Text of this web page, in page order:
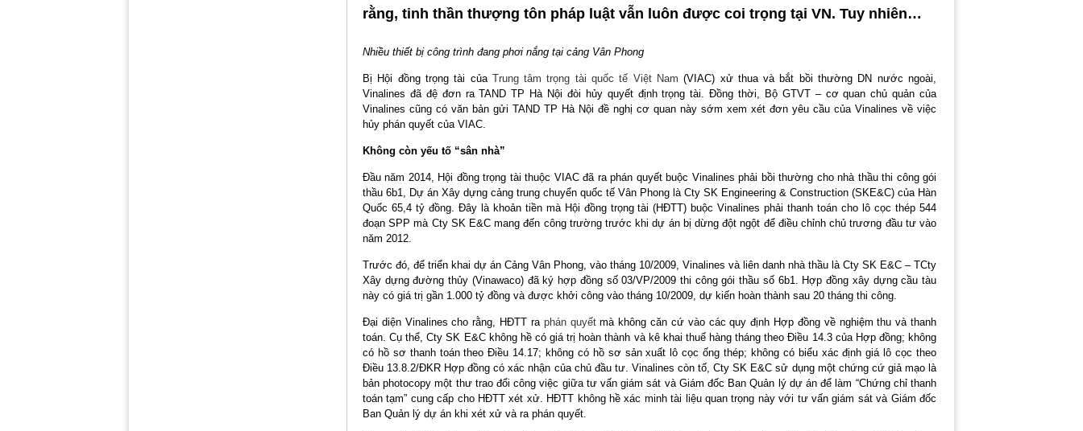
rằng, tinh thần thượng tôn pháp luật vẫn luôn được coi trọng tại VN. Tuy nhiên…
Nhiều thiết bị công trình đang phơi nắng tại cảng Vân Phong
Bị Hội đồng trọng tài củaTrung tâm trọng tài quốc tế Việt Nam (VIAC) xử thua và bắt bồi thường DN nước ngoài,
Vinalines đã đệ đơn ra TAND TP Hà Nội đòi hủy quyết định trọng tài. Đồng thời, Bộ GTVT – cơ quan chủ quản của
Vinalines cũng có văn bản gửi TAND TP Hà Nội đề nghị cơ quan này sớm xem xét đơn yêu cầu của Vinalines về việc
hủy phán quyết của VIAC.
Không còn yếu tố “sân nhà”
Đầu năm 2014, Hội đồng trọng tài thuộc VIAC đã ra phán quyết buộc Vinalines phải bồi thường cho nhà thầu thi công gói
thầu 6b1, Dự án Xây dựng cảng trung chuyển quốc tế Vân Phong là Cty SK Engineering & Construction (SKE&C) của Hàn
Quốc 65,4 tỷ đồng. Đây là khoản tiền mà Hội đồng trọng tài (HĐTT) buộc Vinalines phải thanh toán cho lô cọc thép 544
đoạn SPP mà Cty SK E&C mang đến công trường trước khi dự án bị dừng đột ngột để điều chỉnh chủ trương đầu tư vào
năm 2012.
Trước đó, để triển khai dự án Cảng Vân Phong, vào tháng 10/2009, Vinalines và liên danh nhà thầu là Cty SK E&C – TCty
Xây dựng đường thủy (Vinawaco) đã ký hợp đồng số 03/VP/2009 thi công gói thầu số 6b1. Hợp đồng xây dựng cầu tàu
này có giá trị gần 1.000 tỷ đồng và được khởi công vào tháng 10/2009, dự kiến hoàn thành sau 20 tháng thi công.
Đại diện Vinalines cho rằng, HĐTT ra phán quyếtmà không căn cứ vào các quy định Hợp đồng về nghiệm thu và thanh
toán. Cụ thể, Cty SK E&C không hề có giá trị hoàn thành và kê khai thuế hàng tháng theo Điều 14.3 của Hợp đồng; không
có hồ sơ thanh toán theo Điều 14.17; không có hồ sơ sản xuất lô cọc ống thép; không có biểu xác định giá lô cọc theo
Điều 13.8.2/ĐKR Hợp đồng có xác nhận của chủ đầu tư. Vinalines còn tố, Cty SK E&C sử dụng một chứng cứ giả mạo là
bản photocopy một thư trao đổi công việc giữa tư vấn giám sát và Giám đốc Ban Quản lý dự án để làm “Chứng chỉ thanh
toán tạm” cung cấp cho HĐTT xét xử. HĐTT không hề xác minh tài liệu quan trọng này với tư vấn giám sát và Giám đốc
Ban Quản lý dự án khi xét xử và ra phán quyết.